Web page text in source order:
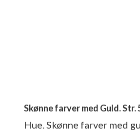
Skønne farver med Guld. Str.
Hue. Skønne farver med